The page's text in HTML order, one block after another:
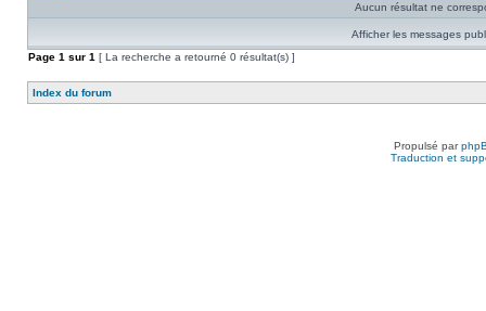
Aucun résultat ne
Afficher les messages
Page 1 sur 1 [ La recherche a retourné 0 résultat(s) ]
Index du forum
Propulsé par
Traduction et